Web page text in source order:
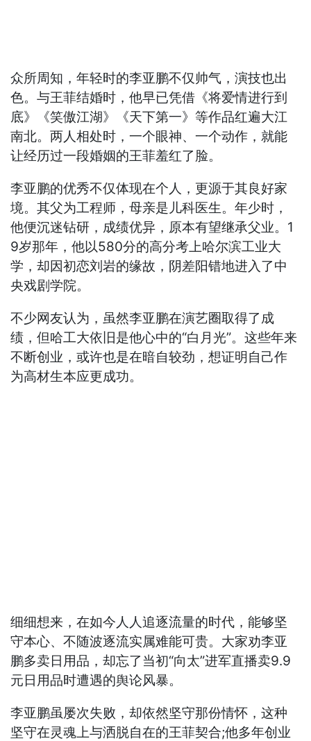
众所周知，年轻时的李亚鹏不仅帅气，演技也出
色。与王菲结婚时，他早已凭借《将爱情进行到
底》《笑傲江湖》《天下第一》等作品红遍大江
南北。两人相处时，一个眼神、一个动作，就能
让经历过一段婚姻的王菲羞红了脸。
李亚鹏的优秀不仅体现在个人，更源于其良好家
境。其父为工程师，母亲是儿科医生。年少时，
他便沉迷钻研，成绩优异，原本有望继承父业。1
9岁那年，他以580分的高分考上哈尔滨工业大
学，却因初恋刘岩的缘故，阴差阳错地进入了中
央戏剧学院。
不少网友认为，虽然李亚鹏在演艺圈取得了成
绩，但哈工大依旧是他心中的“白月光”。这些年来
不断创业，或许也是在暗自较劲，想证明自己作
为高材生本应更成功。
细细想来，在如今人人追逐流量的时代，能够坚
守本心、不随波逐流实属难能可贵。大家劝李亚
鹏多卖日用品，却忘了当初“向太”进军直播卖9.9
元日用品时遭遇的舆论风暴。
李亚鹏虽屡次失败，却依然坚守那份情怀，这种
坚守在灵魂上与洒脱自在的王菲契合;他多年创业